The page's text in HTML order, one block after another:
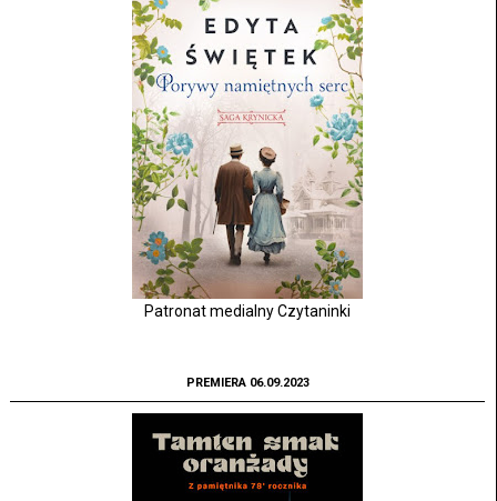
Patronat medialny Czytaninki
PREMIERA 06.09.2023